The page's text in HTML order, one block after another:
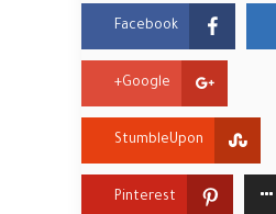
Facebook
Google+
StumbleUpon
Pinterest